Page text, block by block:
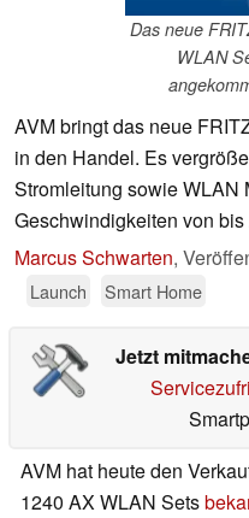
Das neue
WLAN
AVM bringt das neue
in den Handel. Es
Stromleitung sowie WLAN
Geschwindigkeiten von bis
Marcus Schwarten,
Launch
Smart Home
Jetzt
AVM hat heute den
1240 AX WLAN Sets